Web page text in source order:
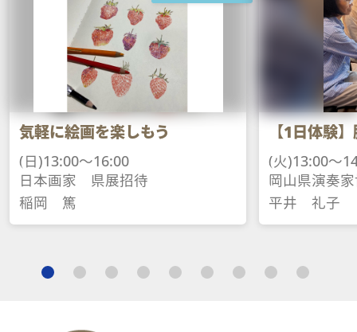
気軽に絵画を楽しもう
(日)13:00～16:00
日本画家　県展招待
稲岡　篤
【1日体験
(火)13:00～
岡山県演奏
平井　礼子